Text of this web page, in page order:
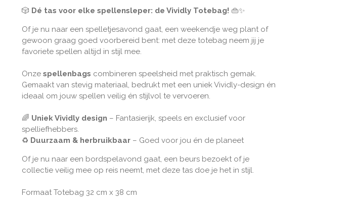
🎲 Dé tas voor elke spellensleper: de Vividly Totebag! 👜✨
Of je nu naar een spelletjesavond gaat, een weekendje weg plant of
gewoon graag goed voorbereid bent: met deze totebag neem jij je
favoriete spellen altijd in stijl mee.
Onze spellenbags combineren speelsheid met praktisch gemak.
Gemaakt van stevig materiaal, bedrukt met een uniek Vividly-design én
ideaal om jouw spellen veilig én stijlvol te vervoeren.
🌈 Uniek Vividly design – Fantasierijk, speels en exclusief voor
spelliefhebbers.
♻️ Duurzaam & herbruikbaar – Goed voor jou én de planeet
Of je nu naar een bordspelavond gaat, een beurs bezoekt of je
collectie veilig mee op reis neemt, met deze tas doe je het in stijl.
Formaat Totebag 32 cm x 38 cm